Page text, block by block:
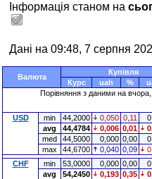
Інформація станом на
Дані на 09:48, 7 серпня
Валюта
Купівля
Курс
uah %
Порівняння з даними на вчора
USD min 44,2000 0,050 0,11
avg
44,4784 0,006 0,01
med
44,5000 0,000 0,00
max
44,6700 0,040 0,09
CHF
min 53,0000 0,000 0,00
avg
54,2450 0,193 0,35